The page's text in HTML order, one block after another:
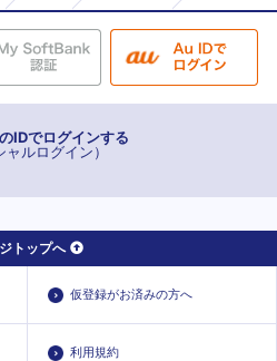
IDでログインする
ャルログイン）
トップへ
仮登録がお済みの方へ
利用規約